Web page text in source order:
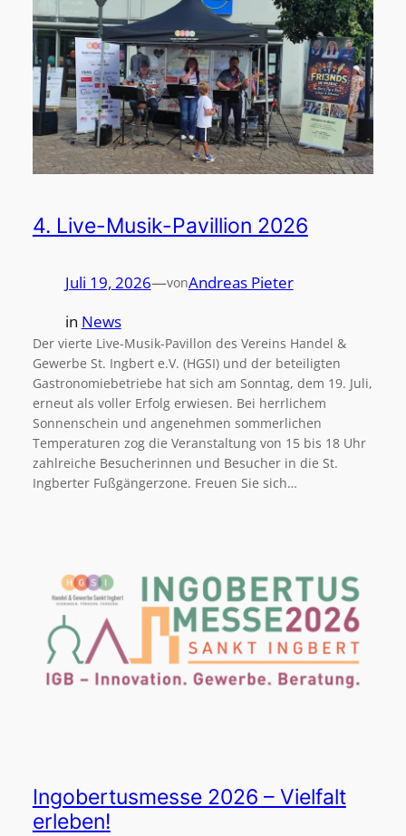
4. Live-Musik-Pavillion 2026
Juli 19, 2026—vonAndreas Pieter
in News
Der vierte Live-Musik-Pavillon des Vereins Handel &
Gewerbe St. Ingbert e.V. (HGSI) und der beteiligten
Gastronomiebetriebe hat sich am Sonntag, dem 19. Juli,
erneut als voller Erfolg erwiesen. Bei herrlichem
Sonnenschein und angenehmen sommerlichen
Temperaturen zog die Veranstaltung von 15 bis 18 Uhr
zahlreiche Besucherinnen und Besucher in die St.
Ingberter Fußgängerzone. Freuen Sie sich…
Ingobertusmesse 2026 – Vielfalt
erleben!